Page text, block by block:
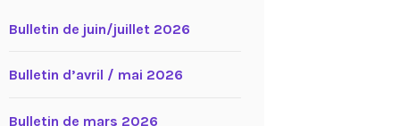
Bulletin de juin/juillet 2026
Bulletin d’avril / mai 2026
Bulletin de mars 2026